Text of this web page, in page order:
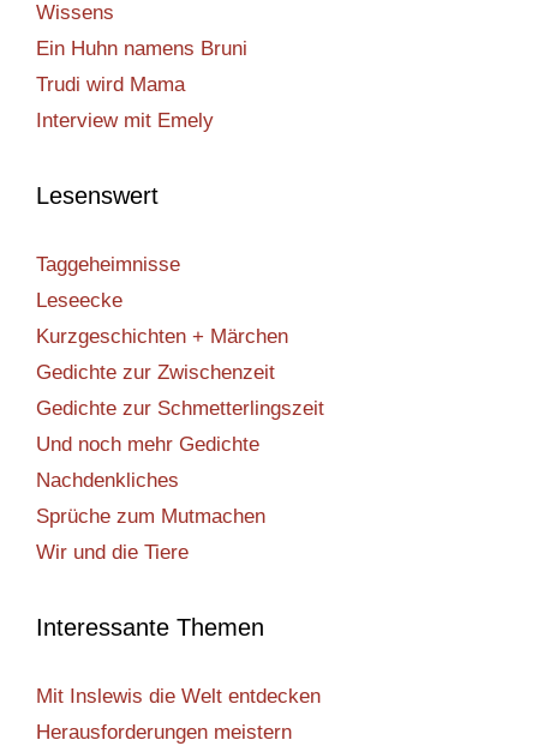
Wissens
Ein Huhn namens Bruni
Trudi wird Mama
Interview mit Emely
Lesenswert
Taggeheimnisse
Leseecke
Kurzgeschichten + Märchen
Gedichte zur Zwischenzeit
Gedichte zur Schmetterlingszeit
Und noch mehr Gedichte
Nachdenkliches
Sprüche zum Mutmachen
Wir und die Tiere
Interessante Themen
Mit Inslewis die Welt entdecken
Herausforderungen meistern